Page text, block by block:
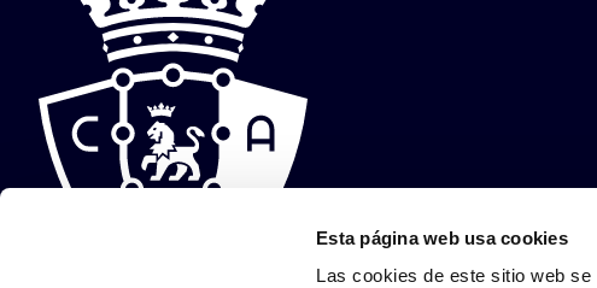
Esta página web usa cookies
Las cookies de este sitio web